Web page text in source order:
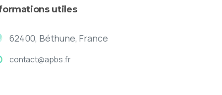
utiles
62400, Béthune, France
contact@apbs.fr